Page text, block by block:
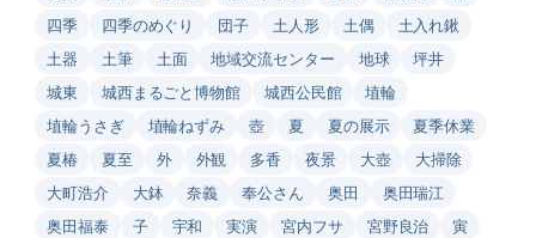
四季
四季のめぐり 団子 土人形 土偶
土入れ鍬
土器
土筆 土面 地域交流センター 地球
坪井
城東
城西まるごと博物館 城西公民館
埴輪
埴輪うさぎ
埴輪ねずみ 壺 夏 夏の展示
夏季休業
夏椿
夏至 外 外観 多香 夜景 大壺
大掃除
大町浩介
大鉢 奈義 奉公さん 奥田
奥田瑞江
奥田福泰
子 宇和 実演 宮内フサ 宮野良治
寅